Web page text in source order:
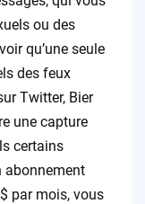
ou des
qu’une seule
des feux
Twitter, Bier
une capture
certains
abonnement
par mois, vous